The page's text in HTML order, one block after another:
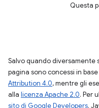
Questa
Salvo quando diversamente
pagina sono concessi in
Attribution 4.0, mentre gli
alla licenza Apache 2.0. Per
sito di Google Developers.